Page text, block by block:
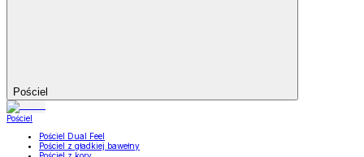
Pościel
Pościel
Pościel Dual Feel
Pościel z gładkiej bawełny